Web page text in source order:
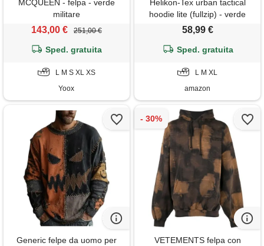
MCQUEEN - felpa - verde
militare
143,00 € 251,00 €
Sped. gratuita
L M S XL XS
Yoox
Helikon-Tex urban tactical
hoodie lite (fullzip) - verde
58,99 €
Sped. gratuita
L M XL
amazon
Generic felpe da uomo per
VETEMENTS felpa con